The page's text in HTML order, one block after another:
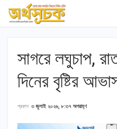
সাগরে লঘুচাপ,
দিনের বৃষ্টির
প্রকাশ ৩ জুলাই ২০২৬, ৮:৩৭ অপরাহ্ণ